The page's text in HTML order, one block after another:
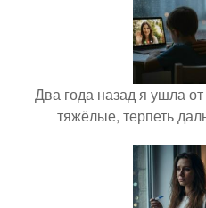
Два года назад я ушла
тяжёлые, терпеть